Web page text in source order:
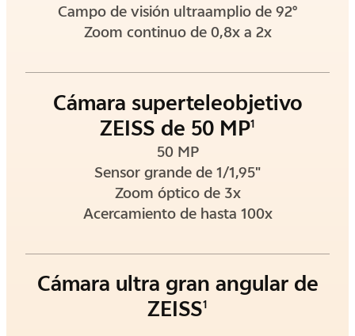
Campo de visión ultraamplio de 92°
Zoom continuo de 0,8x a 2x
Cámara superteleobjetivo
ZEISS de 50 MP1
50 MP
Sensor grande de 1/1,95"
Zoom óptico de 3x
Acercamiento de hasta 100x
Cámara ultra gran angular de
ZEISS1